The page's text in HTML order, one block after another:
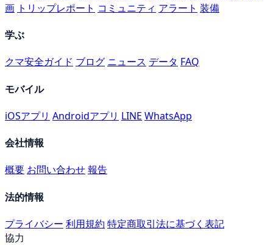
画 トリップレポート コミュニティ アラート 装備
学ぶ
クマ安全ガイド ブログ ニュース データ FAQ
モバイル
iOSアプリ Androidアプリ LINE WhatsApp
会社情報
概要 お問い合わせ報告
法的情報
プライバシー 利用規約 特定商取引法に基づく表記
協力